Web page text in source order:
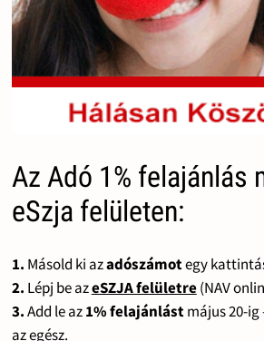
Az Adó 1% felajánlás
eSzja felületen:
1. Másold ki azadószámotegy
2. Lépj be azeSZJA felületre(NAV
3.Add le az1% felajánlástmájus 20-ig
az egész.